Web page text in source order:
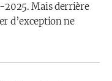
2025. Mais derrière
d’exception ne